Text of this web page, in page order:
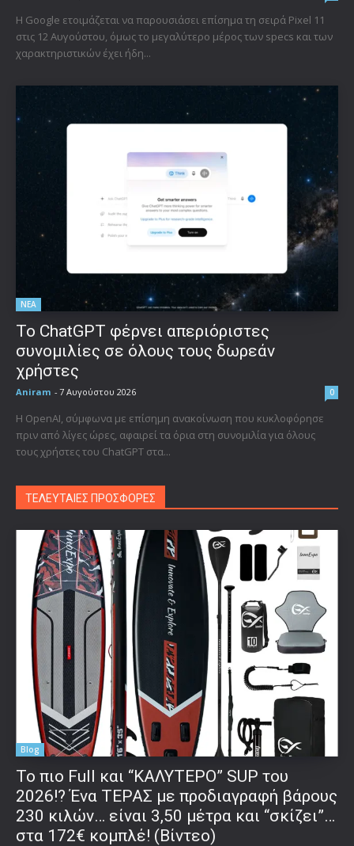
Η Google ετοιμάζεται να παρουσιάσει επίσημα τη σειρά Pixel 11
στις 12 Αυγούστου, όμως το μεγαλύτερο μέρος των specs και των
χαρακτηριστικών έχει ήδη...
ΝΕΑ
Το ChatGPT φέρνει απεριόριστες
συνομιλίες σε όλους τους δωρεάν
χρήστες
Aniram - 7 Αυγούστου 2026 0
Η OpenAI, σύμφωνα με επίσημη ανακοίνωση που κυκλοφόρησε
πριν από λίγες ώρες, αφαιρεί τα όρια στη συνομιλία για όλους
τους χρήστες του ChatGPT στα...
ΤΕΛΕΥΤΑΙΕΣ ΠΡΟΣΦΟΡΕΣ
Blog
To πιο Full και “ΚΑΛΥΤΕΡΟ” SUP του
2026!? Ένα ΤΕΡΑΣ με προδιαγραφή βάρους
230 κιλών… είναι 3,50 μέτρα και “σκίζει”…
στα 172€ κομπλέ! (Βίντεο)